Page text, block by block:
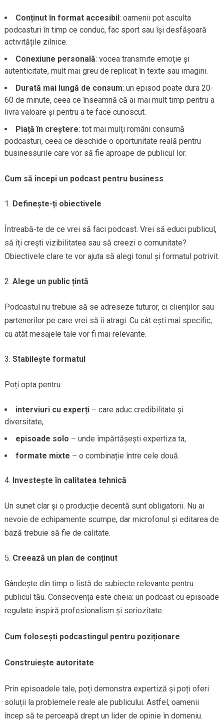
Conținut în format accesibil: oamenii pot asculta
podcasturi în timp ce conduc, fac sport sau își desfășoară
activitățile zilnice.
Conexiune personală: vocea transmite emoție și
autenticitate, mult mai greu de replicat în texte sau imagini.
Durată mai lungă de consum: un episod poate dura 20-
60 de minute, ceea ce înseamnă că ai mai mult timp pentru a
livra valoare și pentru a te face cunoscut.
Piață în creștere: tot mai mulți români consumă
podcasturi, ceea ce deschide o oportunitate reală pentru
businessurile care vor să fie aproape de publicul lor.
Cum să începi un podcast pentru business
Definește-ți obiectivele
Întreabă-te de ce vrei să faci podcast. Vrei să educi publicul,
să îți crești vizibilitatea sau să creezi o comunitate?
Obiectivele clare te vor ajuta să alegi tonul și formatul potrivit.
Alege un public țintă
Podcastul nu trebuie să se adreseze tuturor, ci clienților sau
partenerilor pe care vrei să îi atragi. Cu cât ești mai specific,
cu atât mesajele tale vor fi mai relevante.
Stabilește formatul
Poți opta pentru:
interviuri cu experți– care aduc credibilitate și
diversitate,
episoade solo – unde împărtășești expertiza ta,
formate mixte – o combinație între cele două.
Investește în calitatea tehnică
Un sunet clar și o producție decentă sunt obligatorii. Nu ai
nevoie de echipamente scumpe, dar microfonul și editarea de
bază trebuie să fie de calitate.
Creează un plan de conținut
Gândește din timp o listă de subiecte relevante pentru
publicul tău. Consecvența este cheia: un podcast cu episoade
regulate inspiră profesionalism și seriozitate.
Cum folosești podcastingul pentru poziționare
Construiește autoritate
Prin episoadele tale, poți demonstra expertiză și poți oferi
soluții la problemele reale ale publicului. Astfel, oamenii
încep să te perceapă drept un lider de opinie în domeniu.